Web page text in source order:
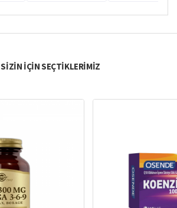
SIZIN IÇIN SEÇTIKLERIMIZ